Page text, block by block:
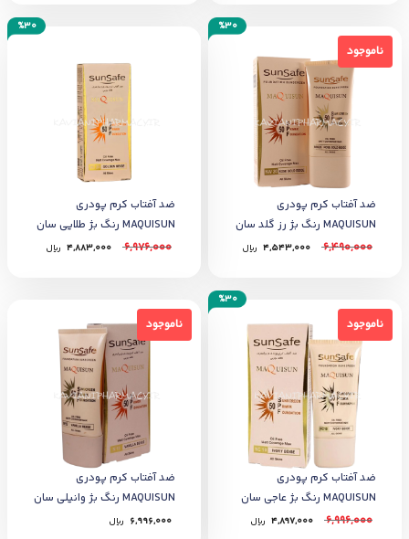
ناموجود
%30
ناموجود
ضد آفتاب کرم‌ پودری
MAQUISUN رنگ بژ رز گلد سان
سیف 40 میل
6,490,000
4,543,000 ﷼
%30
ضد آفتاب کرم‌ پودری
MAQUISUN رنگ بژ طلایی سان
سیف 40 میل
6,976,000
4,883,000 ﷼
ناموجود
%30
ناموجود
ضد آفتاب کرم‌ پودری
MAQUISUN رنگ بژ عاجی سان
سیف 40 میل
6,996,000
4,897,000 ﷼
ناموجود
ناموجود
ضد آفتاب کرم‌ پودری
MAQUISUN رنگ بژ وانیلی سان
سیف 40 میل
6,996,000 ﷼